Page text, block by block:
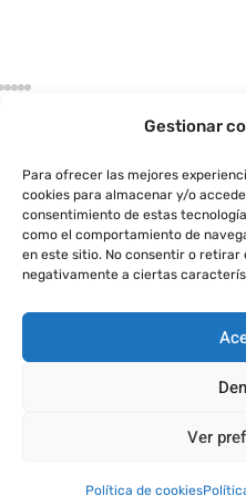
Gestionar
Para ofrecer las mejores
cookies para almacenar y/o
consentimiento de estas
como el comportamiento de
en este sitio. No consentir o
negativamente a ciertas
Ver
Política de cookies
Copyright © 2026 Emblemas
Aviso LegalPolítica de
Condiciones de Compra
Agencia Marketing